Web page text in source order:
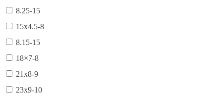
8.25-15
15х4.5-8
8.15-15
18×7-8
21х8-9
23х9-10